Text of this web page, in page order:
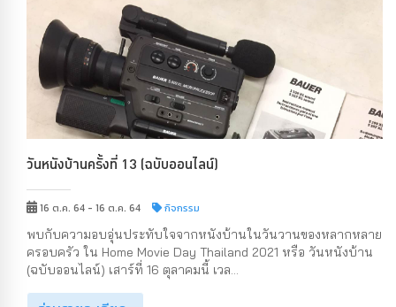
วันหนังบ้านครั้งที่ 13 (ฉบับออนไลน์)
16 ต.ค. 64 - 16 ต.ค. 64 กิจกรรม
พบกับความอบอุ่นประทับใจจากหนังบ้านในวันวานของหลากหลาย
ครอบครัว ใน Home Movie Day Thailand 2021 หรือ วันหนังบ้าน
(ฉบับออนไลน์) เสาร์ที่ 16 ตุลาคมนี้ เวล...